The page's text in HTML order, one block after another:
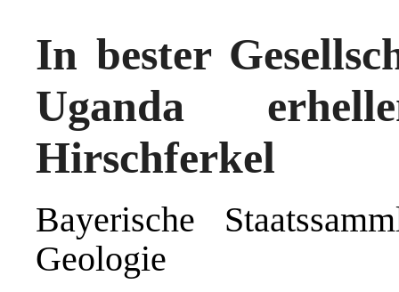
In bester
Uganda
Hirschferkel
Bayerische
Geologie